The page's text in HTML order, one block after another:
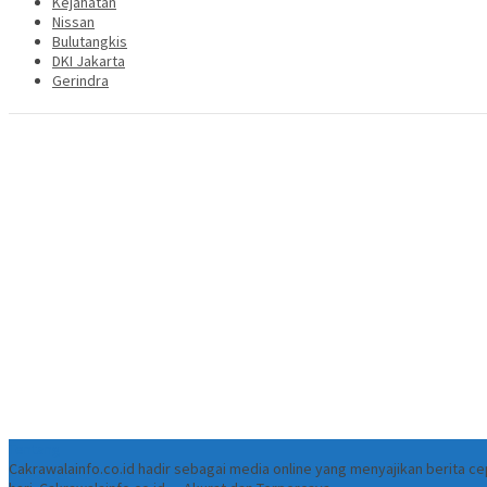
Nissan
Bulutangkis
DKI Jakarta
Gerindra
Cakrawalainfo.co.id hadir sebagai media online yang menyajikan berita